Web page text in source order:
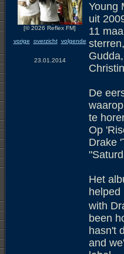
[© 2026 Reflex FM]
vorige
overzicht volgende
23.01.2014
Young
uit
11
De
te
Op
Drake
Het
with
been
hasn't
and